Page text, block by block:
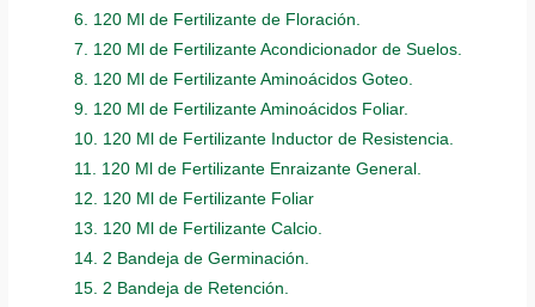
6. 120 Ml de Fertilizante de Floración.
7. 120 Ml de Fertilizante Acondicionador de Suelos.
8. 120 Ml de Fertilizante Aminoácidos Goteo.
9. 120 Ml de Fertilizante Aminoácidos Foliar.
10. 120 Ml de Fertilizante Inductor de Resistencia.
11. 120 Ml de Fertilizante Enraizante General.
12. 120 Ml de Fertilizante Foliar
13. 120 Ml de Fertilizante Calcio.
14. 2 Bandeja de Germinación.
15. 2 Bandeja de Retención.